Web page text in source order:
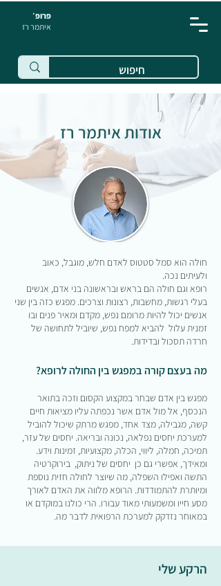
פרופ׳
איתמר רז
אודות איתמר רז
חולה הוא סמל סטטוס לאדם חלש, מוגבל, כאוב
ולעיתים נכה.
רופא וגם חולה הם בראש ובראשונה בני אדם, אנשים
בעלי רגשות, מחשבות, רצונות וצרכים. מפגש כזה בין שני
אנשים יכול להיות מרומם נפש, מקדם ומאיר פנים ובו
זמנית עלול להביא למפח נפש, שיוביל לתחושה של
חרדה תסכול ובדידות.
מה בעצם קורה במפגש בין החולה לרופא?
מפגש בין אדם שבחר במקצוע הקסום וזכה בתואר
הנכסף, אל מול אדם אשר נכפתה עליו מציאות חיים
קשה, מגבילה, מצד אחד, מפגש מרתק שיכול להוביל
למערכת יחסים נפלאה, נכונה ובריאה. יחסים של עזר,
תמיכה, חמלה, ליווי, הכלה, מקצועיות, זמינות וידע.
ומאידך, אפשרי גם כן יחסים של ניתוק, בירוקרטיה
התשה ואפילו השפלה, מה שיוצר לחולה חזית נוספת
ומיותרת להתמודדות. הרופא מלווה את האדם לאורך
מסע חייו ומשמעותי מאוד עבורו. הרי כולנו במוקדם או
במאוחר נזדקק למערכת הרפואית לדבר מה.
הרקע שלי